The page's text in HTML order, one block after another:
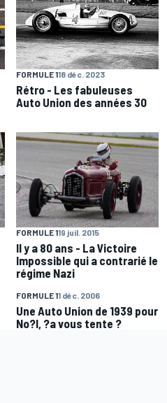
FORMULE 118 déc. 2023
Rétro - Les fabuleuses
Auto Union des années 30
FORMULE 119 juil. 2015
Il y a 80 ans - La Victoire
Impossible qui a contrarié le
régime Nazi
FORMULE 11 déc. 2006
Une Auto Union de 1939 pour
No?l, ?a vous tente ?